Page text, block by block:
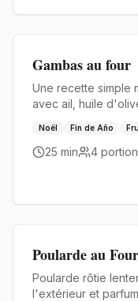
Gambas au four
Une recette simple
avec ail, huile
Noël Fin de Año
25 min 4
Poularde au Four
Poularde rôtie
l'extérieur et